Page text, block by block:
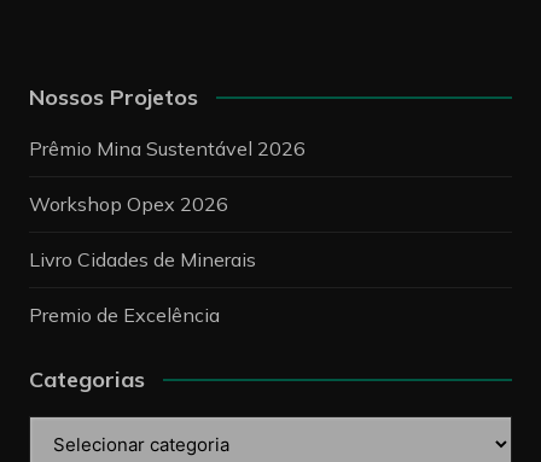
Nossos Projetos
Prêmio Mina Sustentável 2026
Workshop Opex 2026
Livro Cidades de Minerais
Premio de Excelência
Categorias